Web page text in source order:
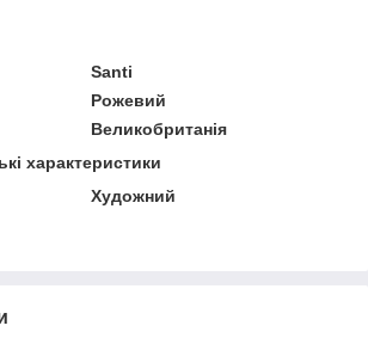
Santi
Рожевий
Великобританія
характеристики
Художний